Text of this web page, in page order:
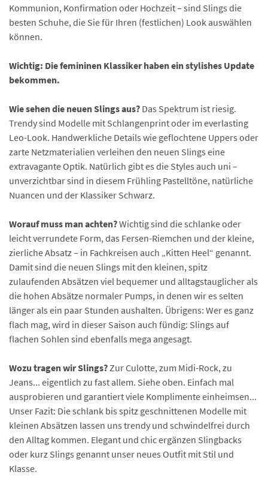
Kommunion, Konfirmation oder Hochzeit – sind Slings die
besten Schuhe, die Sie für Ihren (festlichen) Look auswählen
können.
Wichtig: Die femininen Klassiker haben ein stylishes Update
bekommen.
Wie sehen die neuen Slings aus? Das Spektrum ist riesig.
Trendy sind Modelle mit Schlangenprint oder im everlasting
Leo-Look. Handwerkliche Details wie geflochtene Uppers oder
zarte Netzmaterialien verleihen den neuen Slings eine
extravagante Optik. Natürlich gibt es die Styles auch uni –
unverzichtbar sind in diesem Frühling Pastelltöne, natürliche
Nuancen und der Klassiker Schwarz.
Worauf muss man achten?Wichtig sind die schlanke oder
leicht verrundete Form, das Fersen-Riemchen und der kleine,
zierliche Absatz – in Fachkreisen auch „Kitten Heel“ genannt.
Damit sind die neuen Slings mit den kleinen, spitz
zulaufenden Absätzen viel bequemer und alltagstauglicher als
die hohen Absätze normaler Pumps, in denen wir es selten
länger als ein paar Stunden aushalten. Übrigens: Wer es ganz
flach mag, wird in dieser Saison auch fündig: Slings auf
flachen Sohlen sind ebenfalls mega angesagt.
Wozu tragen wir Slings? Zur Culotte, zum Midi-Rock, zu
Jeans... eigentlich zu fast allem. Siehe oben. Einfach mal
ausprobieren und garantiert viele Komplimente einheimsen...
Unser Fazit: Die schlank bis spitz geschnittenen Modelle mit
kleinen Absätzen lassen uns trendy und schwindelfrei durch
den Alltag kommen. Elegant und chic ergänzen Slingbacks
oder kurz Slings genannt unser neues Outfit mit Stil und
Klasse.